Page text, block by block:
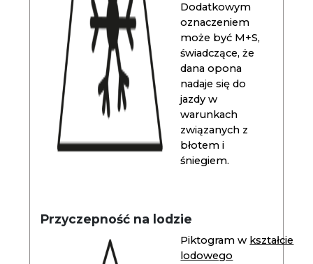
Dodatkowym
oznaczeniem
może być M+S,
świadczące, że
dana opona
nadaje się do
jazdy w
warunkach
związanych z
błotem i
śniegiem.
Przyczepność na lodzie
Piktogram w kształcie
lodowego